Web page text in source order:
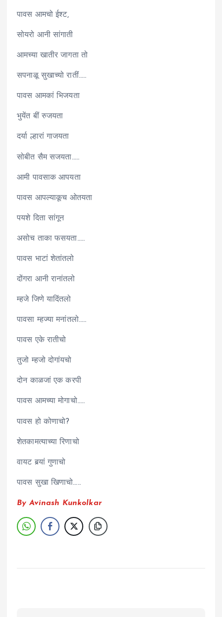
पावस आमचो ईश्ट,
सोयरो आनी सांगाती
आमच्या खातीर जागता तो
सपनाळू सुखाच्यो रातीं…..
पावस आमकां भिजयता
भुयेंत बीं रुजयता
दर्या ल्हारां गाजयता
सोबीत सैम सजयता…..
आमी पावसाक आपयता
पावस आपल्याकूच ओतयता
पयशे दिता सांगून
असोच ताका फसयता…..
पावस भाटां शेतांतलो
दोंगरा आनी रानांतलो
म्हजे जिणे यादिंतलो
पावसा म्हज्या मनांतलो…..
पावस एके रातीचो
तुजो म्हजो दोगांयचो
दोन काळजां एक करपी
पावस आमच्या मोगाचो…..
पावस हो कोणाचो?
शेतकामत्याच्या रिणाचो
वायट बर्‍यां गुणाचो
पावस सुखा खिणाचो…..
By Avinash Kunkolkar